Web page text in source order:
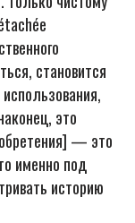
становится
это
— это
именно под
историю